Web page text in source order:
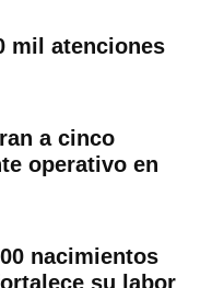
mil atenciones
a cinco
operativo en
nacimientos
su labor